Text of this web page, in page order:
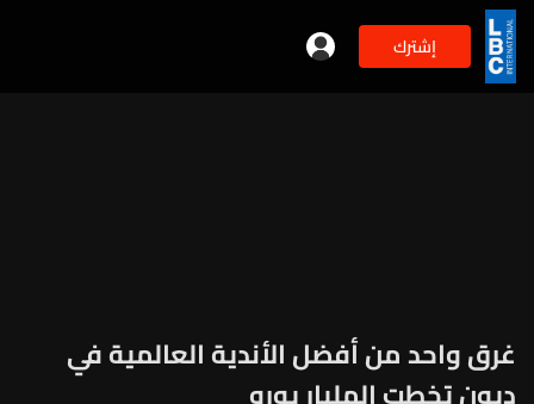
إشترك
غرق واحد من أفضل الأندية العالمية في